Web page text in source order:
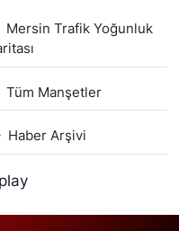
Mersin Trafik Yoğunluk
Tüm Manşetler
Haber Arşivi